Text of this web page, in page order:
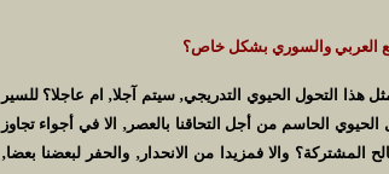
العربي والسوري بشكل خاص؟
التحول الحيوي التدريجي‚ سيتم آجلا‚ ام عاجلا؟ للسير
الحاسم من أجل التحاقنا بالعصر‚ الا في أجواء تجاوز
المشتركة؟ والا فمزيدا من الانحدار‚ والحفر لبعضنا بعضا‚